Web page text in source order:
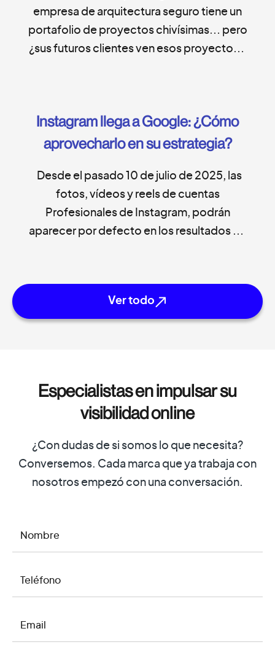
empresa de arquitectura seguro tiene un
portafolio de proyectos chivísimas… pero
¿sus futuros clientes ven esos proyectos y
Federado de Ingenieros y de
Arquitectos —el 49,21 % en […]
Instagram llega a Google: ¿Cómo
aprovecharlo en su estrategia?
Desde el pasado 10 de julio de 2025, las
fotos, vídeos y reels de cuentas
Profesionales de Instagram, podrán
aparecer por defecto en los resultados de
marca personal, dicha actualización puede
abrirle nuevas oportunidades de negocio.
En este artículo le contamos qué […]
Ver todo
Especialistas en impulsar su
visibilidad online
¿Con dudas de si somos lo que necesita?
Conversemos. Cada marca que ya trabaja con
nosotros empezó con una conversación.